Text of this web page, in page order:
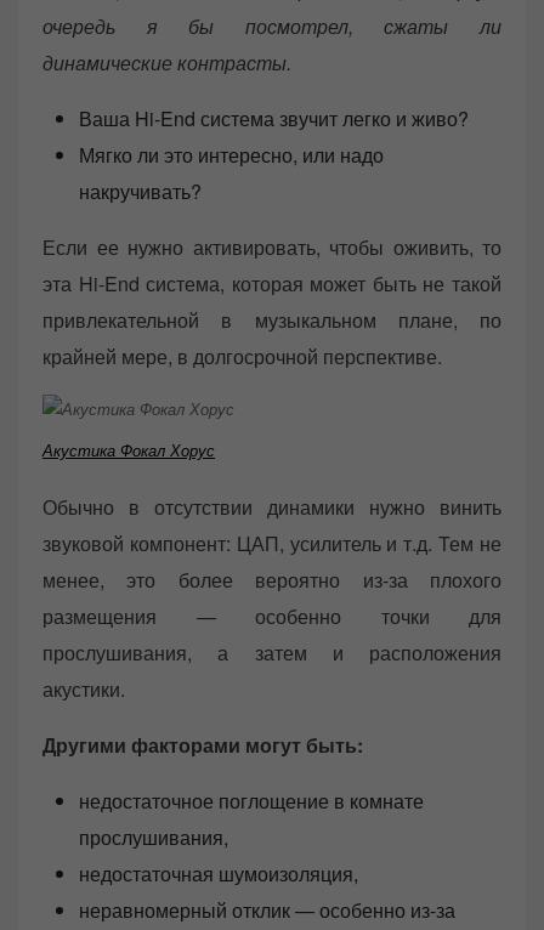
очередь я бы посмотрел, сжаты ли
динамические контрасты.
Ваша Hi-End система звучит легко и живо?
Мягко ли это интересно, или надо
накручивать?
Если ее нужно активировать, чтобы оживить, то
эта Hi-End система, которая может быть не такой
привлекательной в музыкальном плане, по
крайней мере, в долгосрочной перспективе.
Акустика Фокал Хорус
Обычно в отсутствии динамики нужно винить
звуковой компонент: ЦАП, усилитель и т.д. Тем не
менее, это более вероятно из-за плохого
размещения — особенно точки для
прослушивания, а затем и расположения
акустики.
Другими факторами могут быть:
недостаточное поглощение в комнате
прослушивания,
недостаточная шумоизоляция,
неравномерный отклик — особенно из-за